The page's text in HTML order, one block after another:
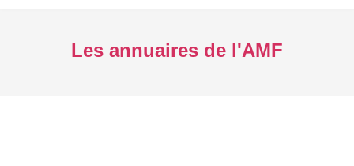
Les annuaires de l'AMF